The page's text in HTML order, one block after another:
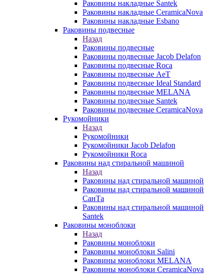
Раковины накладные Santek
Раковины накладные CeramicaNova
Раковины накладные Esbano
Раковины подвесные
Назад
Раковины подвесные
Раковины подвесные Jacob Delafon
Раковины подвесные Roca
Раковины подвесные AeT
Раковины подвесные Ideal Standard
Раковины подвесные MELANA
Раковины подвесные Santek
Раковины подвесные CeramicaNova
Рукомойники
Назад
Рукомойники
Рукомойники Jacob Delafon
Рукомойники Roca
Раковины над стиральной машиной
Назад
Раковины над стиральной машиной
Раковины над стиральной машиной
СанТа
Раковины над стиральной машиной
Santek
Раковины моноблоки
Назад
Раковины моноблоки
Раковины моноблоки Salini
Раковины моноблоки MELANA
Раковины моноблоки CeramicaNova